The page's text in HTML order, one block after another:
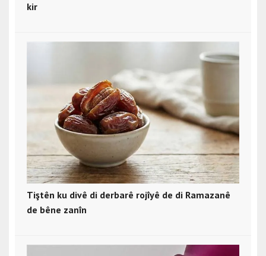
kir
Tiştên ku divê di derbarê rojîyê de di Ramazanê
de bêne zanîn